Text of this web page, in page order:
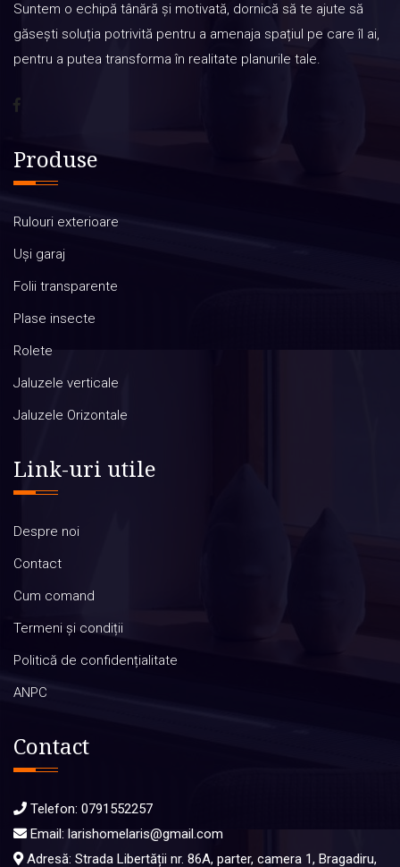
Suntem o echipă tânără și motivată, dornică să te ajute să
găsești soluția potrivită pentru a amenaja spațiul pe care îl ai,
pentru a putea transforma în realitate planurile tale.
Produse
Rulouri exterioare
Uși garaj
Folii transparente
Plase insecte
Rolete
Jaluzele verticale
Jaluzele Orizontale
Link-uri utile
Despre noi
Contact
Cum comand
Termeni și condiții
Politică de confidențialitate
ANPC
Contact
Telefon: 0791552257
Email: larishomelaris@gmail.com
Adresă: Strada Libertății nr. 86A, parter, camera 1, Bragadiru,